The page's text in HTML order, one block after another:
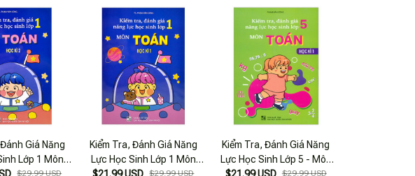
Giá Năng
Lớp 1 Môn
$29.99 USD
Kiểm Tra, Đánh Giá Năng
Lực Học Sinh Lớp 1 Môn
$29.99 USD
Kiểm Tra, Đánh Giá Năng
Lực Học Sinh Lớp 5 - Môn
$29.99 USD